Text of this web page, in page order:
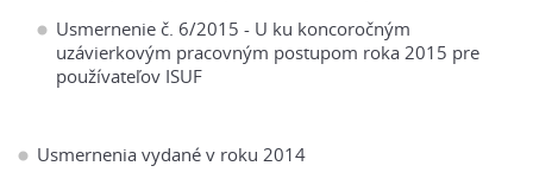
Usmernenie č. 6/2015 - U ku koncoročným
uzávierkovým pracovným postupom roka 2015 pre
používateľov ISUF
Usmernenia vydané v roku 2014